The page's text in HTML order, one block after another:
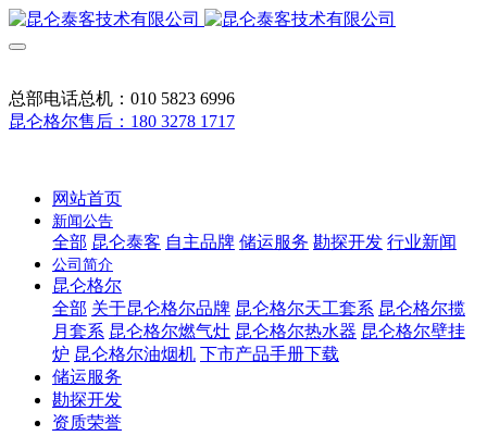
总部电话总机：010 5823 6996
昆仑格尔售后：180 3278 1717
网站首页
新闻公告
全部 昆仑泰客 自主品牌 储运服务 勘探开发 行业新闻
公司简介
昆仑格尔
全部 关于昆仑格尔品牌 昆仑格尔天工套系 昆仑格尔揽
月套系 昆仑格尔燃气灶 昆仑格尔热水器 昆仑格尔壁挂
炉 昆仑格尔油烟机 下市产品手册下载
储运服务
勘探开发
资质荣誉